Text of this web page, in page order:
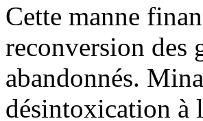
Cette manne
reconversion des
abandonnés.
désintoxication à